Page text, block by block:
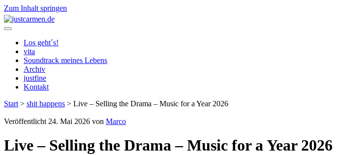
Zum Inhalt springen
justcarmen.de
Los geht´s!
vita
Soundtrack meines Lebens
Archiv
justfine
Kontakt
Start > shit happens > Live – Selling the Drama – Music for a Year 2026
Veröffentlicht 24. Mai 2026 von Marco
Live – Selling the Drama – Music for a Year 2026